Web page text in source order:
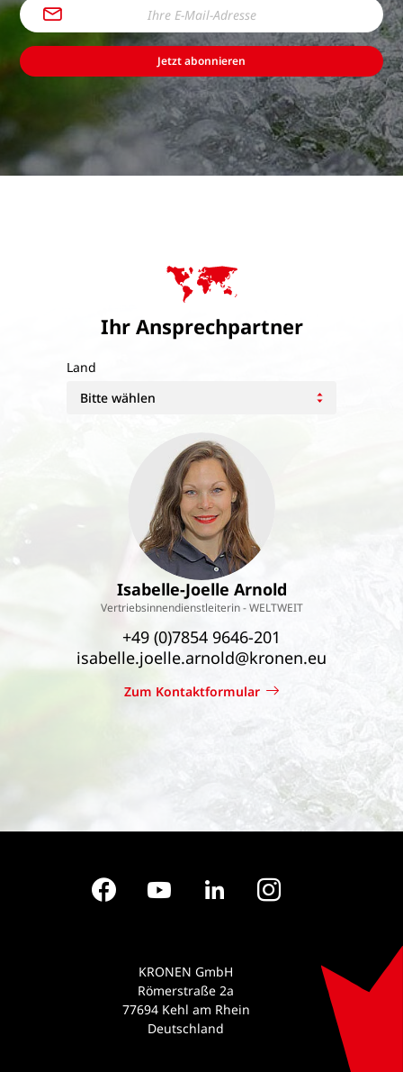
Jetzt abonnieren
Ihr Ansprechpartner
Land
Isabelle-Joelle Arnold
Vertriebsinnendienstleiterin - WELTWEIT
+49 (0)7854 9646-201
isabelle.joelle.arnold@kronen.eu
Zum Kontaktformular
FacebookYouTube LinkedInInstagram
KRONEN GmbH
Römerstraße 2a
77694 Kehl am Rhein
Deutschland